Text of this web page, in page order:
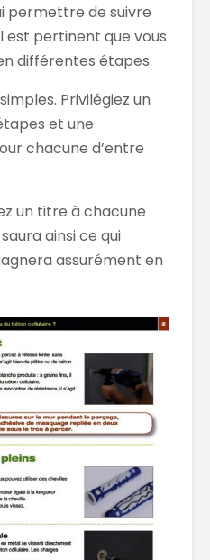
permettre de suivre
pertinent que vous
différentes étapes.
Privilégiez un
et une
chacune d’entre
un titre à chacune
ainsi ce qui
assurément en